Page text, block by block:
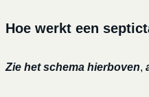
Hoe werkt een
Zie het schema hierboven,